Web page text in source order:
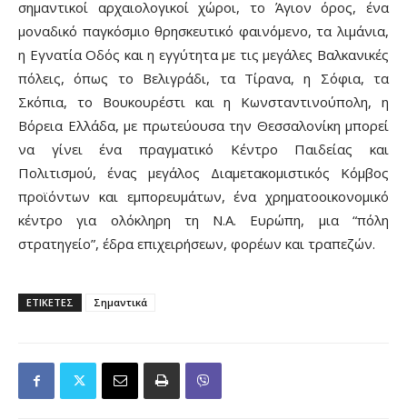
σημαντικοί αρχαιολογικοί χώροι, το Άγιον όρος, ένα
μοναδικό παγκόσμιο θρησκευτικό φαινόμενο, τα λιμάνια,
η Εγνατία Οδός και η εγγύτητα με τις μεγάλες Βαλκανικές
πόλεις, όπως το Βελιγράδι, τα Τίρανα, η Σόφια, τα
Σκόπια, το Βουκουρέστι και η Κωνσταντινούπολη, η
Βόρεια Ελλάδα, με πρωτεύουσα την Θεσσαλονίκη μπορεί
να γίνει ένα πραγματικό Κέντρο Παιδείας και
Πολιτισμού, ένας μεγάλος Διαμετακομιστικός Κόμβος
προϊόντων και εμπορευμάτων, ένα χρηματοοικονομικό
κέντρο για ολόκληρη τη Ν.Α. Ευρώπη, μια “πόλη
στρατηγείο”, έδρα επιχειρήσεων, φορέων και τραπεζών.
ΕΤΙΚΕΤΕΣ Σημαντικά